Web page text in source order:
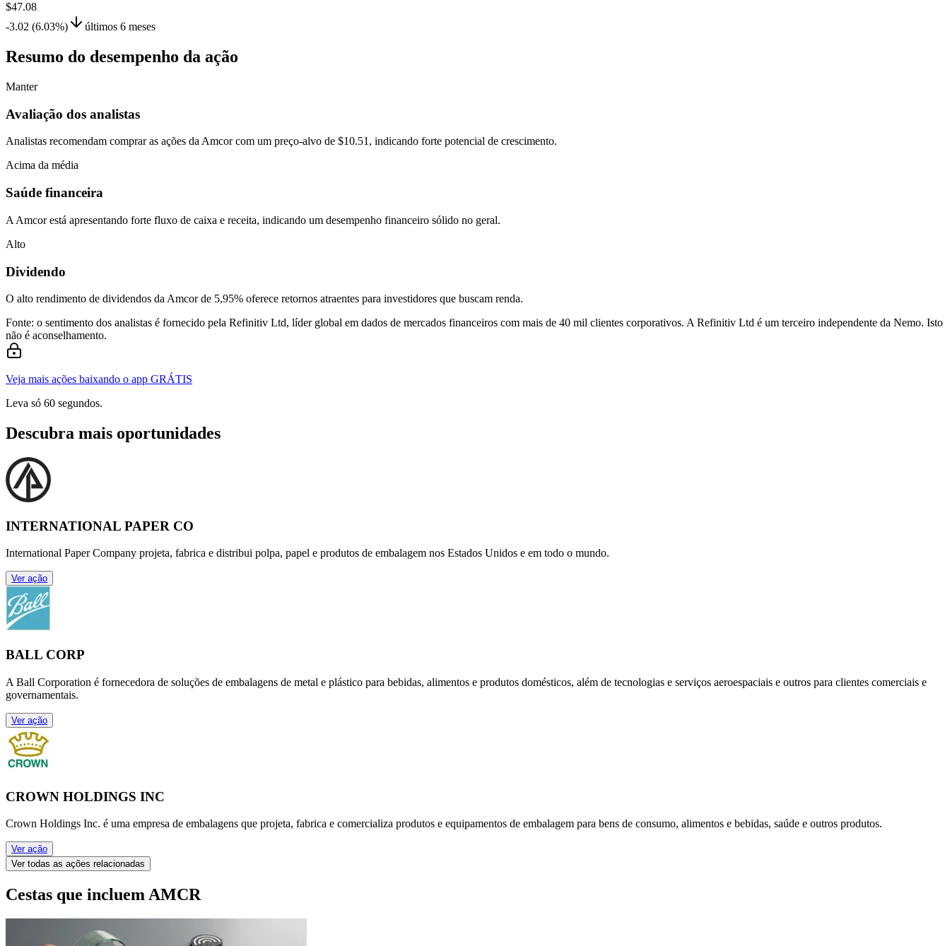
$47.08
-3.02 (6.03%)
últimos 6 meses
Resumo do desempenho da ação
Manter
Avaliação dos analistas
Analistas recomendam comprar as ações da Amcor com um preço-alvo de $10.51, indicando forte potencial de crescimento.
Acima da média
Saúde financeira
A Amcor está apresentando forte fluxo de caixa e receita, indicando um desempenho financeiro sólido no geral.
Alto
Dividendo
O alto rendimento de dividendos da Amcor de 5,95% oferece retornos atraentes para investidores que buscam renda.
Fonte: o sentimento dos analistas é fornecido pela Refinitiv Ltd, líder global em dados de mercados financeiros com mais de 40 mil clientes corporativos. A Refinitiv Ltd é um terceiro independente da Nemo. Isto
não é aconselhamento.
Veja mais ações baixando o app GRÁTIS
Leva só 60 segundos.
Descubra mais oportunidades
INTERNATIONAL PAPER CO
International Paper Company projeta, fabrica e distribui polpa, papel e produtos de embalagem nos Estados Unidos e em todo o mundo.
Ver ação
BALL CORP
A Ball Corporation é fornecedora de soluções de embalagens de metal e plástico para bebidas, alimentos e produtos domésticos, além de tecnologias e serviços aeroespaciais e outros para clientes comerciais e
governamentais.
Ver ação
CROWN HOLDINGS INC
Crown Holdings Inc. é uma empresa de embalagens que projeta, fabrica e comercializa produtos e equipamentos de embalagem para bens de consumo, alimentos e bebidas, saúde e outros produtos.
Ver ação
Ver todas as ações relacionadas
Cestas que incluem AMCR